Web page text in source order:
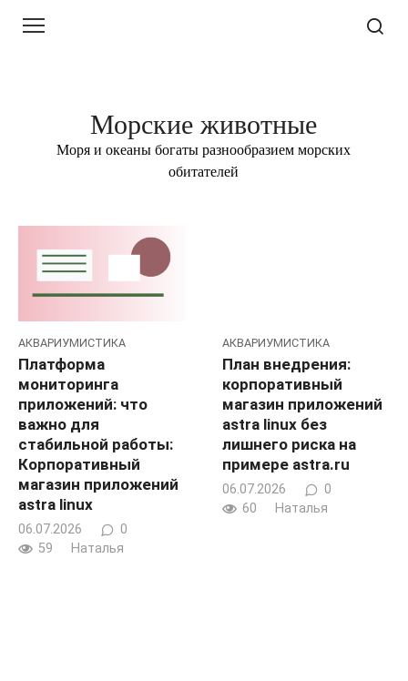
Морские животные
Моря и океаны богаты разнообразием морских
обитателей
АКВАРИУМИСТИКА
Платформа
мониторинга
приложений: что
важно для
стабильной работы:
Корпоративный
магазин приложений
astra linux
06.07.2026
0
59
Наталья
АКВАРИУМИСТИКА
План внедрения:
корпоративный
магазин приложений
astra linux без
лишнего риска на
примере astra.ru
06.07.2026
0
60
Наталья